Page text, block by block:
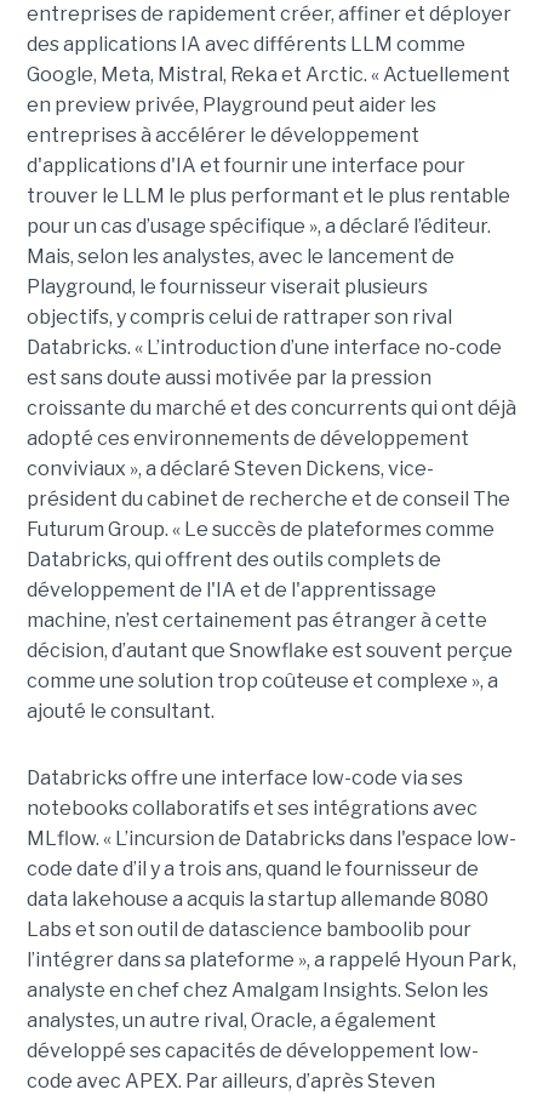
entreprises de rapidement créer, affiner et déployer
des applications IA avec différents LLM comme
Google, Meta, Mistral, Reka et Arctic. « Actuellement
en preview privée, Playground peut aider les
entreprises à accélérer le développement
d'applications d'IA et fournir une interface pour
trouver le LLM le plus performant et le plus rentable
pour un cas d’usage spécifique », a déclaré l’éditeur.
Mais, selon les analystes, avec le lancement de
Playground, le fournisseur viserait plusieurs
objectifs, y compris celui de rattraper son rival
Databricks. « L’introduction d’une interface no-code
est sans doute aussi motivée par la pression
croissante du marché et des concurrents qui ont déjà
adopté ces environnements de développement
conviviaux », a déclaré Steven Dickens, vice-
président du cabinet de recherche et de conseil The
Futurum Group. « Le succès de plateformes comme
Databricks, qui offrent des outils complets de
développement de l'IA et de l'apprentissage
machine, n’est certainement pas étranger à cette
décision, d’autant que Snowflake est souvent perçue
comme une solution trop coûteuse et complexe », a
ajouté le consultant.
Databricks offre une interface low-code via ses
notebooks collaboratifs et ses intégrations avec
MLflow. « L’incursion de Databricks dans l'espace low-
code date d’il y a trois ans, quand le fournisseur de
data lakehouse a acquis la startup allemande 8080
Labs et son outil de datascience bamboolib pour
l’intégrer dans sa plateforme », a rappelé Hyoun Park,
analyste en chef chez Amalgam Insights. Selon les
analystes, un autre rival, Oracle, a également
développé ses capacités de développement low-
code avec APEX. Par ailleurs, d’après Steven